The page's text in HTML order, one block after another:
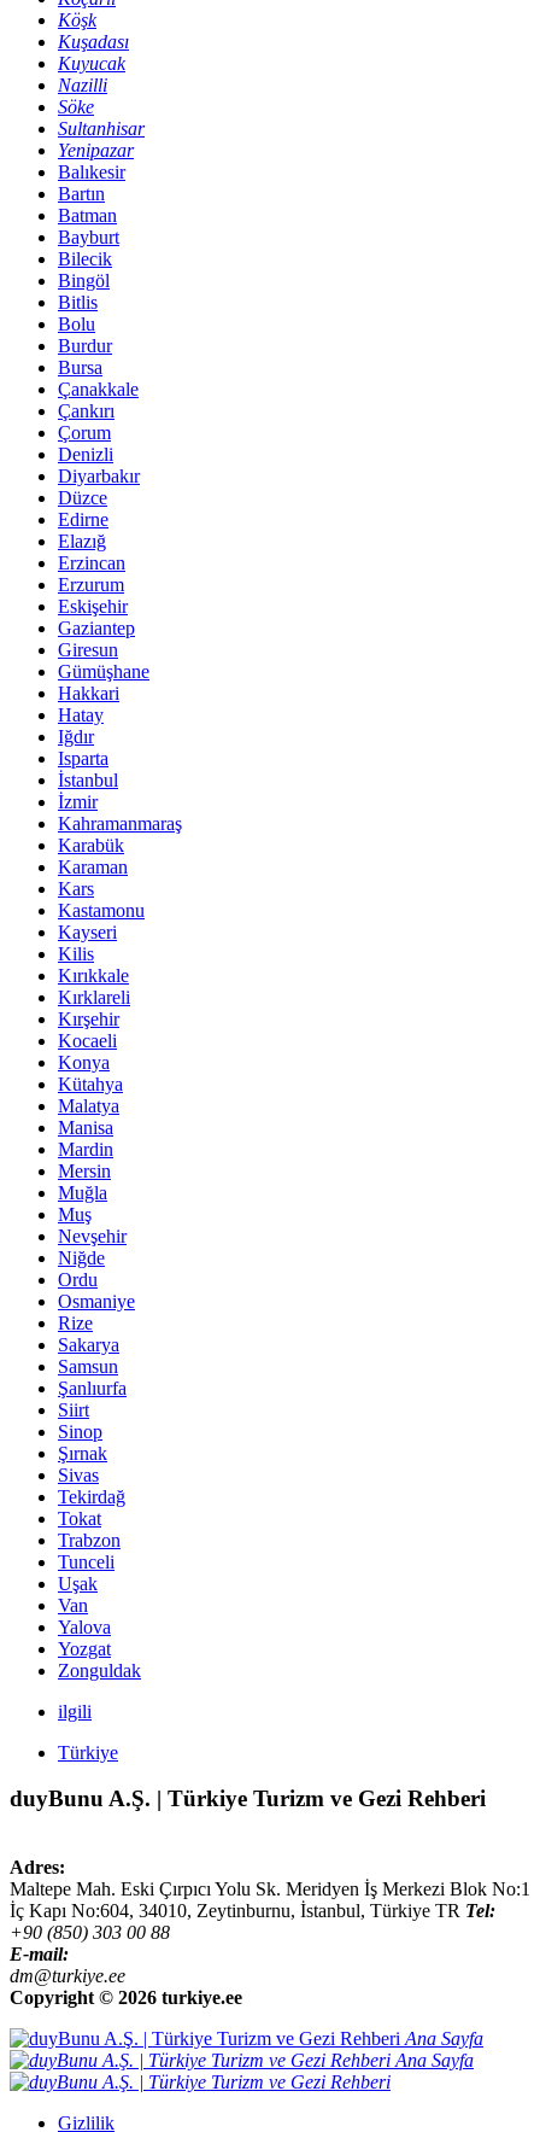
Köşk
Kuşadası
Kuyucak
Nazilli
Söke
Sultanhisar
Yenipazar
Balıkesir
Bartın
Batman
Bayburt
Bilecik
Bingöl
Bitlis
Bolu
Burdur
Bursa
Çanakkale
Çankırı
Çorum
Denizli
Diyarbakır
Düzce
Edirne
Elazığ
Erzincan
Erzurum
Eskişehir
Gaziantep
Giresun
Gümüşhane
Hakkari
Hatay
Iğdır
Isparta
İstanbul
İzmir
Kahramanmaraş
Karabük
Karaman
Kars
Kastamonu
Kayseri
Kilis
Kırıkkale
Kırklareli
Kırşehir
Kocaeli
Konya
Kütahya
Malatya
Manisa
Mardin
Mersin
Muğla
Muş
Nevşehir
Niğde
Ordu
Osmaniye
Rize
Sakarya
Samsun
Şanlıurfa
Siirt
Sinop
Şırnak
Sivas
Tekirdağ
Tokat
Trabzon
Tunceli
Uşak
Van
Yalova
Yozgat
Zonguldak
ilgili
Türkiye
duyBunu A.Ş. | Türkiye Turizm ve Gezi Rehberi
Adres:
Maltepe Mah. Eski Çırpıcı Yolu Sk. Meridyen İş Merkezi Blok No:1
İç Kapı No:604, 34010, Zeytinburnu, İstanbul, Türkiye TR Tel:
+90 (850) 303 00 88
E-mail:
dm@turkiye.ee
Copyright © 2026 turkiye.ee
Ana Sayfa
Ana Sayfa
Gizlilik